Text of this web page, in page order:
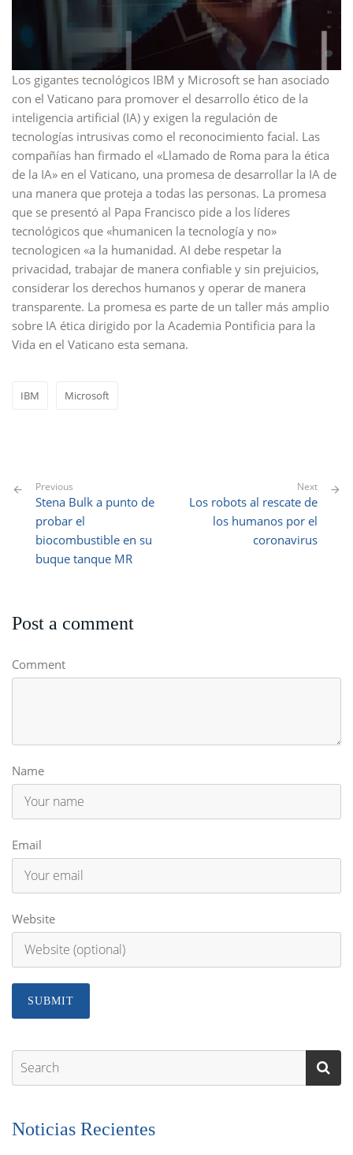
Los gigantes tecnológicos IBM y Microsoft se han asociado
con el Vaticano para promover el desarrollo ético de la
inteligencia artificial (IA) y exigen la regulación de
tecnologías intrusivas como el reconocimiento facial. Las
compañías han firmado el «Llamado de Roma para la ética
de la IA» en el Vaticano, una promesa de desarrollar la IA de
una manera que proteja a todas las personas. La promesa
que se presentó al Papa Francisco pide a los líderes
tecnológicos que «humanicen la tecnología y no»
tecnologicen «a la humanidad. AI debe respetar la
privacidad, trabajar de manera confiable y sin prejuicios,
considerar los derechos humanos y operar de manera
transparente. La promesa es parte de un taller más amplio
sobre IA ética dirigido por la Academia Pontificia para la
Vida en el Vaticano esta semana.
IBM Microsoft
Previous
Stena Bulk a punto de
probar el
biocombustible en su
buque tanque MR
Next
Los robots al rescate de
los humanos por el
coronavirus
Post a comment
Comment
Name
Email
Website
Noticias Recientes